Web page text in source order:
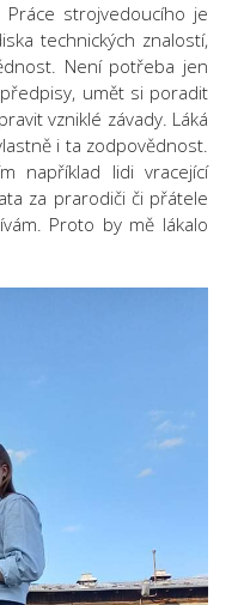
strojvedoucího je
technických znalostí,
Není potřeba jen
umět si poradit
vzniklé závady. Láká
i ta zodpovědnost.
například lidi vracející
za prarodiči či přátele
Proto by mě lákalo